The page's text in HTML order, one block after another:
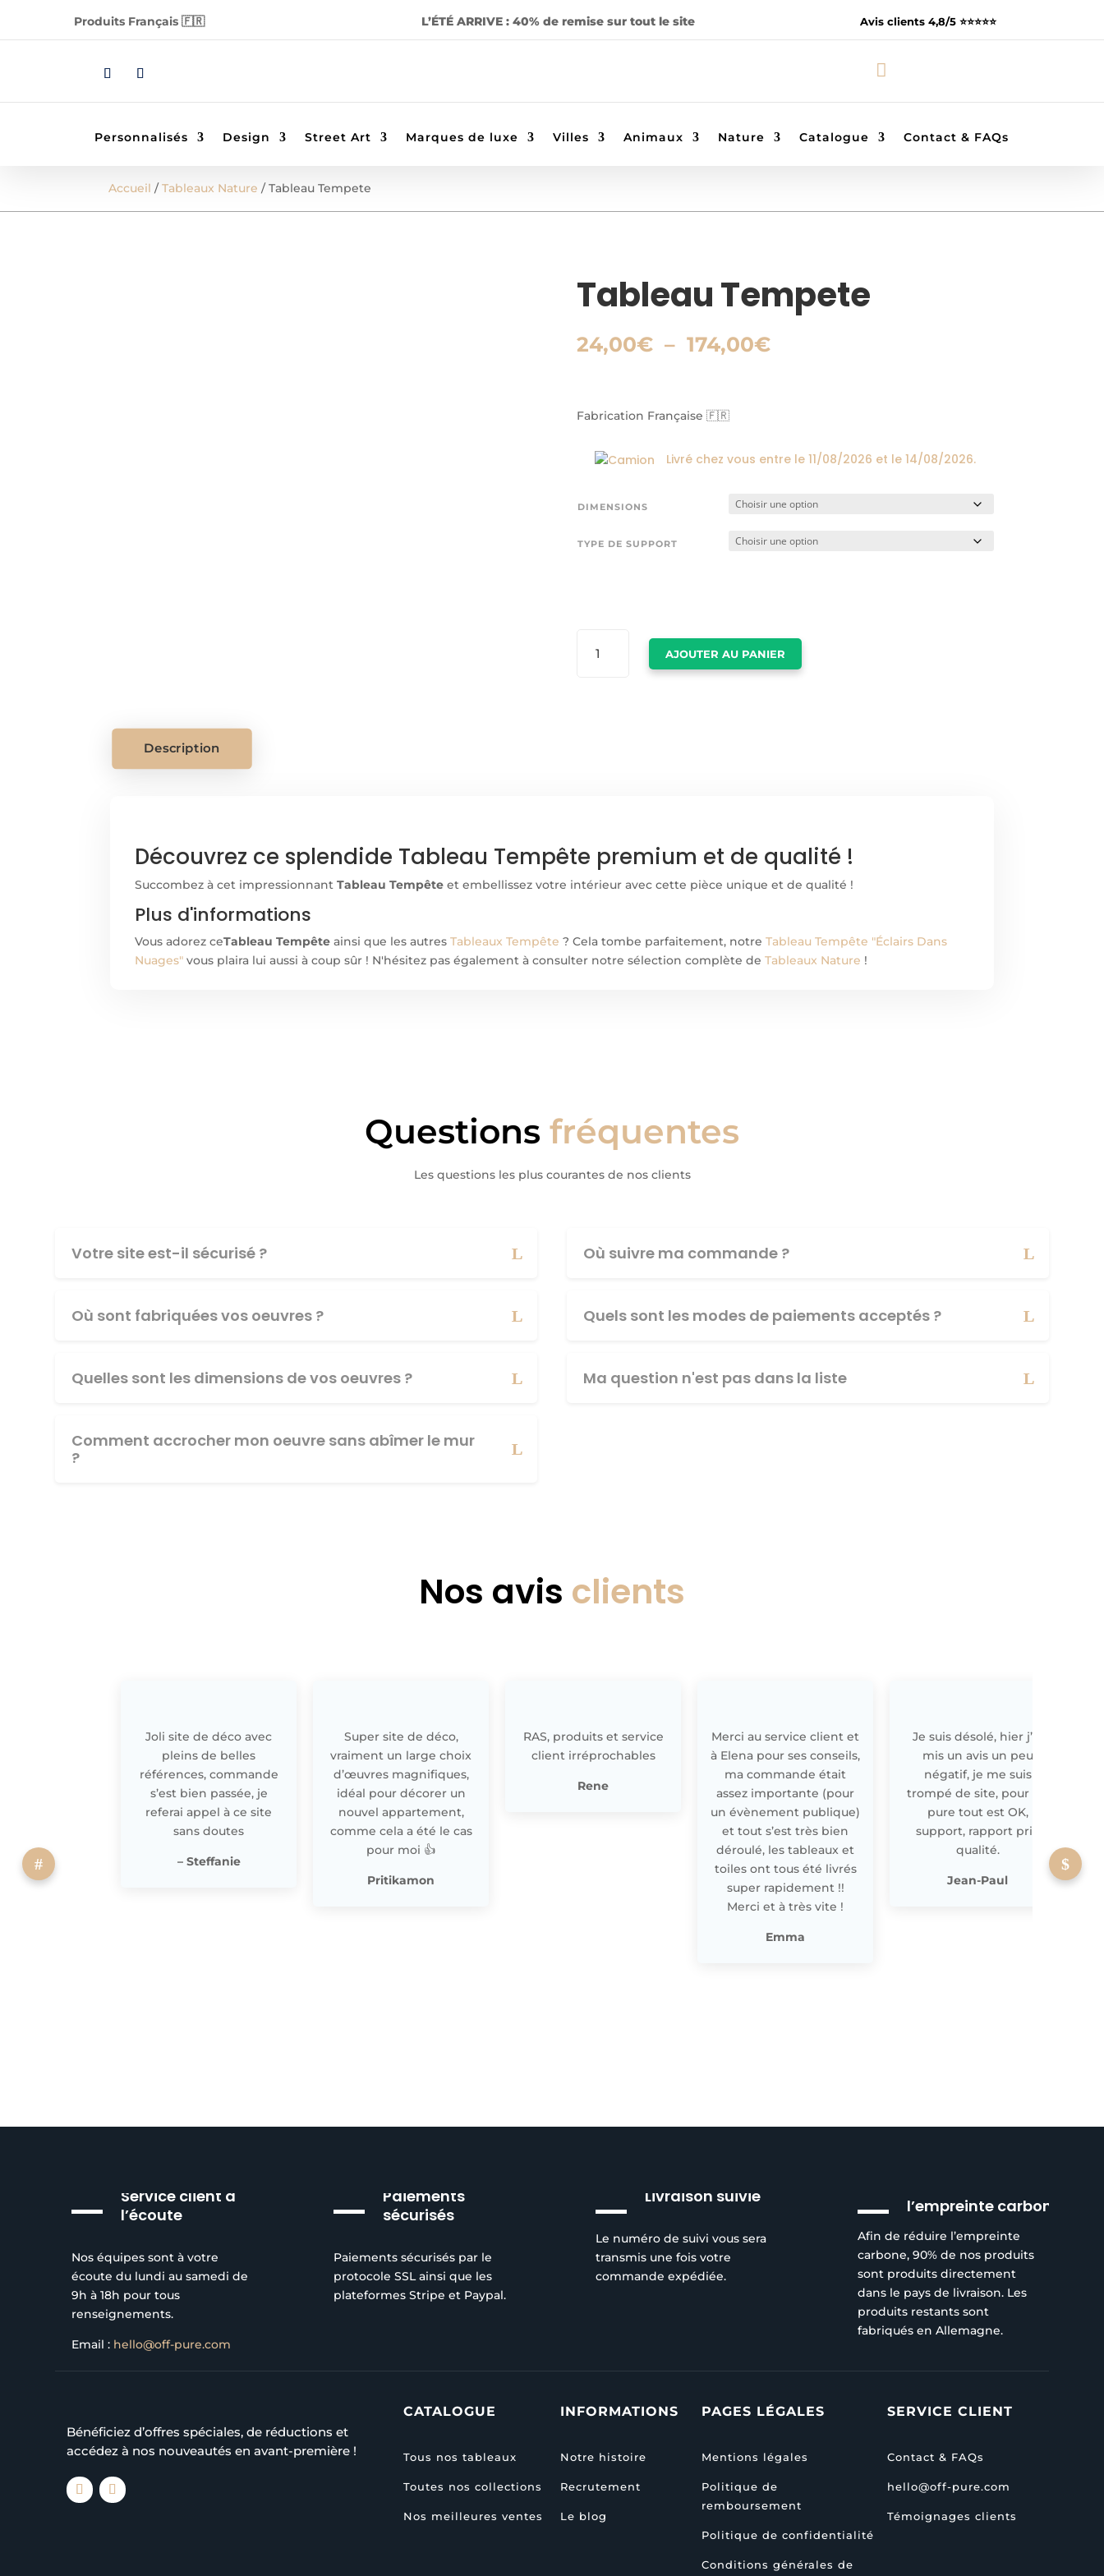
Produits Français 🇫🇷 L’ÉTÉ ARRIVE : 40% de remise sur tout le site Avis clients 4,8/5 ⭐️⭐️⭐️⭐️⭐️

Personnalisés Design Street Art Marques de luxe Villes Animaux Nature Catalogue Contact & FAQs
Accueil /Tableaux Nature / Tableau Tempete
Tableau Tempete
24,00€ – 174,00€Plage
Fabrication Française 🇫🇷
Livré chez vous entre le 11/08/2026 et le 14/08/2026.
DIMENSIONS
TYPE DE SUPPORT
AJOUTER AU PANIER
Description
Découvrez ce splendide Tableau Tempête premium et de qualité !
Succombez à cet impressionnantTableau Tempête et embellissez votre intérieur avec cette pièce unique et de qualité !
Plus d'informations
Vous adorez ceTableau Tempête ainsi que les autresTableaux Tempête ? Cela tombe parfaitement, notreTableau Tempête "Éclairs Dans
Nuages" vous plaira lui aussi à coup sûr ! N'hésitez pas également à consulter notre sélection complète deTableaux Nature !
Questions fréquentes
Les questions les plus courantes de nos clients
Votre site est-il sécurisé ?
Où sont fabriquées vos oeuvres ?
Quelles sont les dimensions de vos oeuvres ?
Comment accrocher mon oeuvre sans abîmer le mur
?
Où suivre ma commande ?
Quels sont les modes de paiements acceptés ?
Ma question n'est pas dans la liste
Nos avis clients
Joli site de déco avec
pleins de belles
références, commande
s’est bien passée, je
referai appel à ce site
sans doutes
– Steffanie
Super site de déco,
vraiment un large choix
d’œuvres magnifiques,
idéal pour décorer un
nouvel appartement,
comme cela a été le cas
pour moi 👍
Pritikamon
RAS, produits et service
client irréprochables
Rene
Merci au service client et
à Elena pour ses conseils,
ma commande était
assez importante (pour
un évènement publique)
et tout s’est très bien
déroulé, les tableaux et
toiles ont tous été livrés
super rapidement !!
Merci et à très vite !
Emma
Je suis désolé, hier j’ai
mis un avis un peu
négatif, je me suis
trompé de site, pour off
pure tout est OK,
support, rapport prix
qualité.
Jean-Paul
Service client à
l’écoute
Nos équipes sont à votre
écoute du lundi au samedi de
9h à 18h pour tous
renseignements.
Email : hello@off-pure.com
Paiements
sécurisés
Paiements sécurisés par le
protocole SSL ainsi que les
plateformes Stripe et Paypal.
Livraison suivie
Le numéro de suivi vous sera
transmis une fois votre
commande expédiée.
l’empreinte carbone
Afin de réduire l’empreinte
carbone, 90% de nos produits
sont produits directement
dans le pays de livraison. Les
produits restants sont
fabriqués en Allemagne.
Bénéficiez d’offres spéciales, de réductions et
accédez à nos nouveautés en avant-première !
CATALOGUE
Tous nos tableaux
Toutes nos collections
Nos meilleures ventes
INFORMATIONS
Notre histoire
Recrutement
Le blog
PAGES LÉGALES
Mentions légales
Politique de
remboursement
Politique de confidentialité
Conditions générales de
SERVICE CLIENT
Contact & FAQs
hello@off-pure.com
Témoignages clients